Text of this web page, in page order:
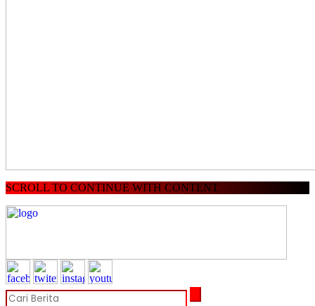
SCROLL TO CONTINUE WITH CONTENT